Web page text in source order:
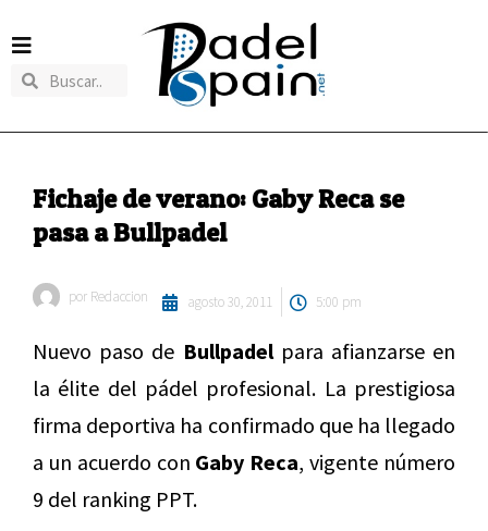
Fichaje de verano: Gaby Reca se
pasa a Bullpadel
por Redaccion agosto 30, 2011 5:00 pm
Nuevo paso de Bullpadelpara afianzarse en
la élite del pádel profesional. La prestigiosa
firma deportiva ha confirmado que ha llegado
a un acuerdo con Gaby Reca, vigente número
9 del ranking PPT.